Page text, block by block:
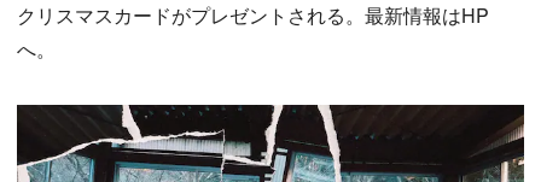
クリスマスカードがプレゼントされる。最新情報はHP
へ。